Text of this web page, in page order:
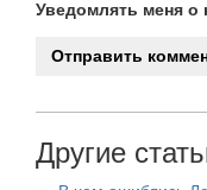
Уведомлять меня о
Другие